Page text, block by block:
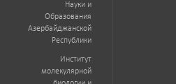
Науки и
Образования
Азербайджанской
Республики
Институт
молекулярной